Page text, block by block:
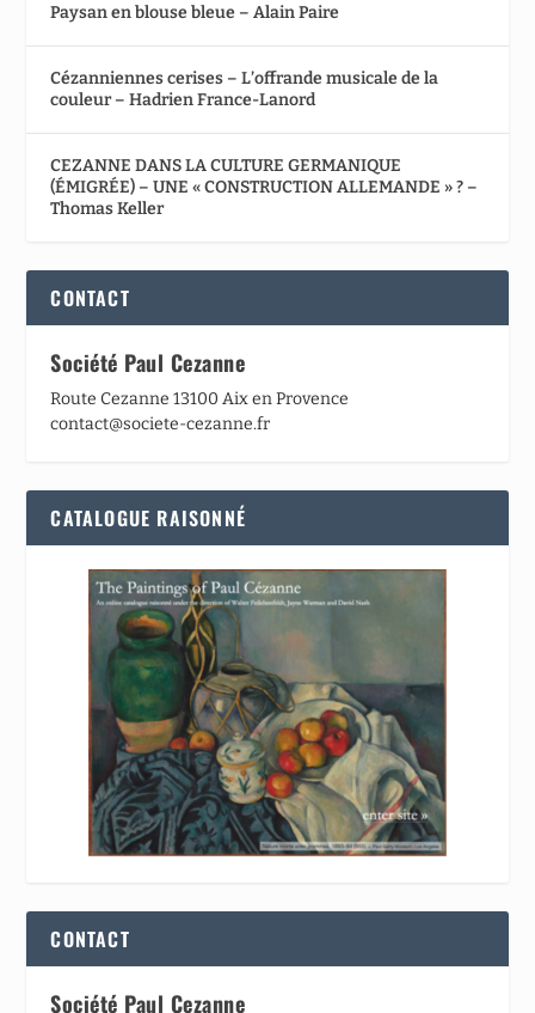
Paysan en blouse bleue – Alain Paire
Cézanniennes cerises – L’offrande musicale de la
couleur – Hadrien France-Lanord
CEZANNE DANS LA CULTURE GERMANIQUE
(ÉMIGRÉE) – UNE « CONSTRUCTION ALLEMANDE » ? –
Thomas Keller
CONTACT
Société Paul Cezanne
Route Cezanne 13100 Aix en Provence
contact@societe-cezanne.fr
CATALOGUE RAISONNÉ
CONTACT
Société Paul Cezanne